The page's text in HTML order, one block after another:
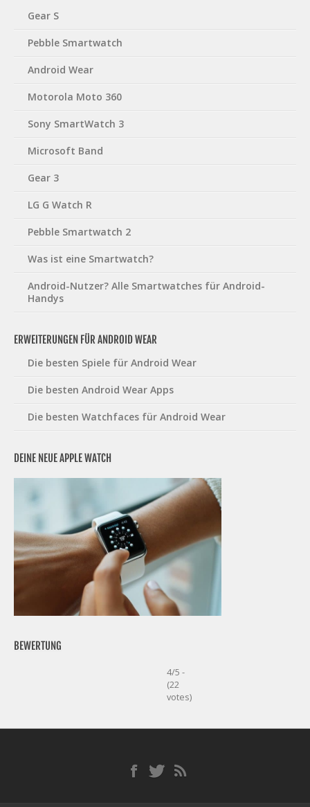
Gear S
Pebble Smartwatch
Android Wear
Motorola Moto 360
Sony SmartWatch 3
Microsoft Band
Gear 3
LG G Watch R
Pebble Smartwatch 2
Was ist eine Smartwatch?
Android-Nutzer? Alle Smartwatches für Android-
Handys
ERWEITERUNGEN FÜR ANDROID WEAR
Die besten Spiele für Android Wear
Die besten Android Wear Apps
Die besten Watchfaces für Android Wear
DEINE NEUE APPLE WATCH
BEWERTUNG
4/5 -
(22
votes)